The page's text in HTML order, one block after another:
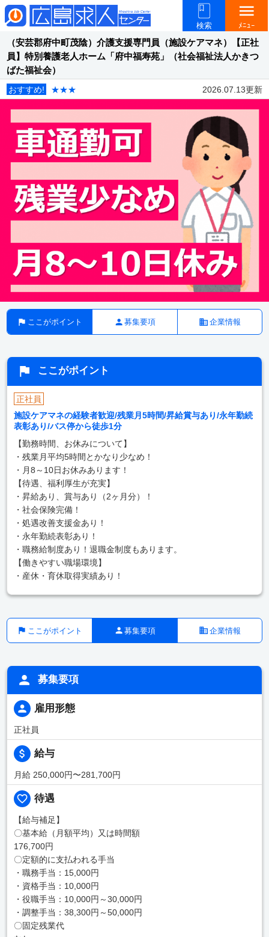
検索
menu
ﾒﾆｭｰ
（安芸郡府中町茂陰）介護支援専門員（施設ケアマネ）【正社
員】特別養護老人ホーム「府中福寿苑」（社会福祉法人かきつ
ばた福祉会）
おすすめ! ★★★ 2026.07.13更新
ここがポイント 募集要項 企業情報
ここがポイント
正社員
施設ケアマネの経験者歓迎/残業月5時間/昇給賞与あり/永年勤続
表彰あり/バス停から徒歩1分
【勤務時間、お休みについて】
・残業月平均5時間とかなり少なめ！
・月8～10日お休みあります！
【待遇、福利厚生が充実】
・昇給あり、賞与あり（2ヶ月分）！
・社会保険完備！
・処遇改善支援金あり！
・永年勤続表彰あり！
・職務給制度あり！退職金制度もあります。
【働きやすい職場環境】
・産休・育休取得実績あり！
ここがポイント 募集要項 企業情報
募集要項
雇用形態
正社員
給与
月給 250,000円〜281,700円
待遇
【給与補足】
〇基本給（月額平均）又は時間額
176,700円
〇定額的に支払われる手当
・職務手当：15,000円
・資格手当：10,000円
・役職手当：10,000円～30,000円
・調整手当：38,300円～50,000円
〇固定残業代